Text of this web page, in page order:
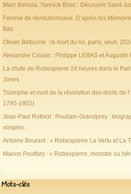
Marc Belissa, Yannick Bosc : Découvrir Saint-
Femme de révolutionnaire. D’aprés les
Bas
Olivier Betourne : la mort du roi, paris, seuil,
Alexandre Cousin : Philippe LEBAS et Augustin
La chute de Robespierre 24 heures dans le
Jones
Triomphe et mort de la révolution des droits de
1795-1802)
Jean-Paul Rothiot : Poullain-Grandprey :
vosgien.
Antoine Boulant : « Robespierre La Vertu et La
Marion Pouffary : « Robespierre, monstre ou
Mots-clés